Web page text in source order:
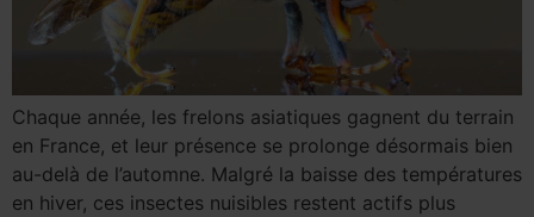
Chaque année, les frelons asiatiques gagnent du terrain
en France, et leur présence se prolonge désormais bien
au-delà de l’automne. Malgré la baisse des températures
en hiver, ces insectes nuisibles restent actifs plus